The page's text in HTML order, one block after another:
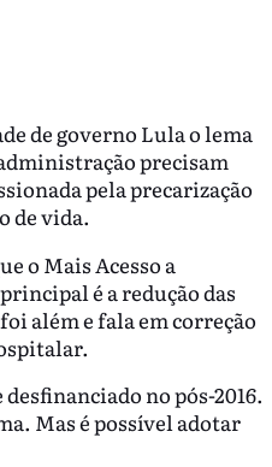
de governo Lula o lema
precisam
pela precarização
de vida.
o Mais Acesso a
é a redução das
além e fala em correção
no pós-2016.
Mas é possível adotar